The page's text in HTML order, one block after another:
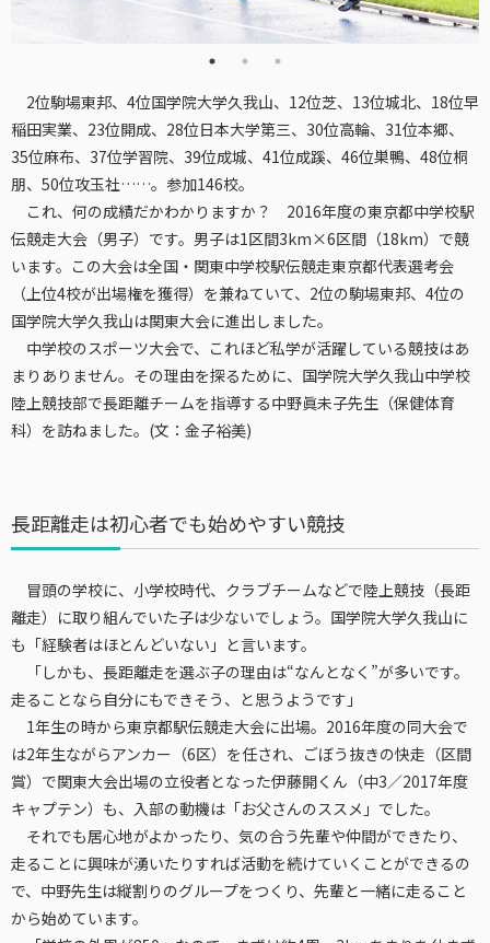
2位駒場東邦、4位国学院大学久我山、12位芝、13位城北、18位早
稲田実業、23位開成、28位日本大学第三、30位高輪、31位本郷、
35位麻布、37位学習院、39位成城、41位成蹊、46位巣鴨、48位桐
朋、50位攻玉社……。参加146校。
これ、何の成績だかわかりますか？ 2016年度の東京都中学校駅
伝競走大会（男子）です。男子は1区間3km×6区間（18km）で競
います。この大会は全国・関東中学校駅伝競走東京都代表選考会
（上位4校が出場権を獲得）を兼ねていて、2位の駒場東邦、4位の
国学院大学久我山は関東大会に進出しました。
中学校のスポーツ大会で、これほど私学が活躍している競技はあ
まりありません。その理由を探るために、国学院大学久我山中学校
陸上競技部で長距離チームを指導する中野眞未子先生（保健体育
科）を訪ねました。(文：金子裕美)
長距離走は初心者でも始めやすい競技
冒頭の学校に、小学校時代、クラブチームなどで陸上競技（長距
離走）に取り組んでいた子は少ないでしょう。国学院大学久我山に
も「経験者はほとんどいない」と言います。
「しかも、長距離走を選ぶ子の理由は“なんとなく”が多いです。
走ることなら自分にもできそう、と思うようです」
1年生の時から東京都駅伝競走大会に出場。2016年度の同大会で
は2年生ながらアンカー（6区）を任され、ごぼう抜きの快走（区間
賞）で関東大会出場の立役者となった伊藤開くん（中3／2017年度
キャプテン）も、入部の動機は「お父さんのススメ」でした。
それでも居心地がよかったり、気の合う先輩や仲間ができたり、
走ることに興味が湧いたりすれば活動を続けていくことができるの
で、中野先生は縦割りのグループをつくり、先輩と一緒に走ること
から始めています。